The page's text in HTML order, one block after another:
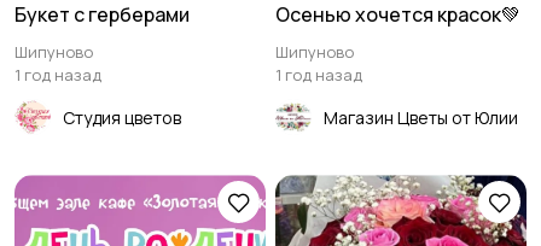
Букет с герберами
Шипуново
1 год назад
Студия цветов
Осенью хочется красок💚
Шипуново
1 год назад
Магазин Цветы от Юлии